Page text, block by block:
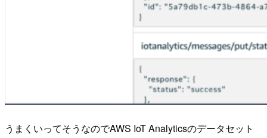
うまくいってそうなのでAWS IoT Analyticsのデータセット